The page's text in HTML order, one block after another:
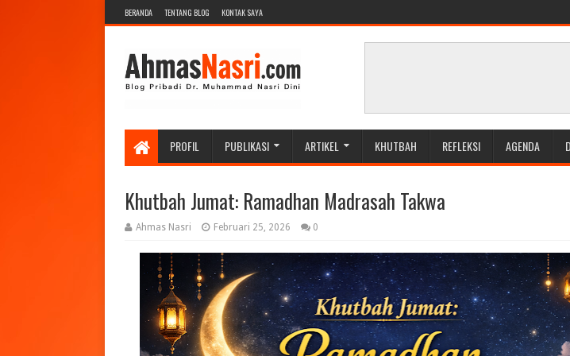
BERANDA TENTANG BLOG KONTAK SAYA
PROFIL PUBLIKASI ARTIKEL KHUTBAH REFLEKSI AGENDA
Khutbah Jumat: Ramadhan Madrasah Takwa
Ahmas Nasri Februari 25, 2026 0